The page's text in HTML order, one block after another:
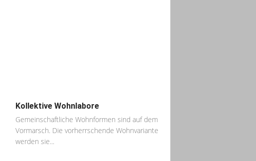
Kollektive Wohnlabore
Gemeinschaftliche Wohnformen sind auf dem
Vormarsch. Die vorherrschende Wohnvariante
werden sie...